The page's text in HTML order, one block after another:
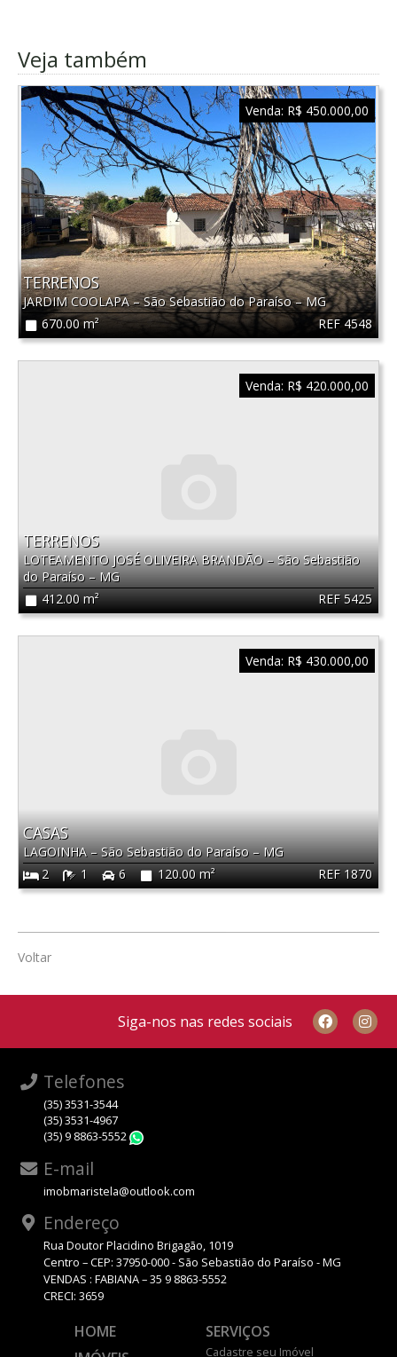
Veja também
REF 4548
TERRENOS
JARDIM COOLAPA–São Sebastião do Paraíso–MG
670.00 m²
Venda: R$ 450.000,00
REF 5425
TERRENOS
LOTEAMENTO JOSÉ OLIVEIRA BRANDÃO–São Sebastião
do Paraíso–MG
412.00 m²
Venda: R$ 420.000,00
REF 1870
CASAS
LAGOINHA–São Sebastião do Paraíso–MG
2
1 6 120.00 m²
Venda: R$ 430.000,00
Voltar
Siga-nos nas redes sociais
Telefones
(35) 3531-3544
(35) 3531-4967
(35) 9 8863-5552
E-mail
imobmaristela@outlook.com
Endereço
Rua Doutor Placidino Brigagão, 1019
Centro – CEP: 37950-000 - São Sebastião do Paraíso - MG
VENDAS : FABIANA – 35 9 8863-5552
CRECI: 3659
HOME
SERVIÇOS
Cadastre seu Imóvel